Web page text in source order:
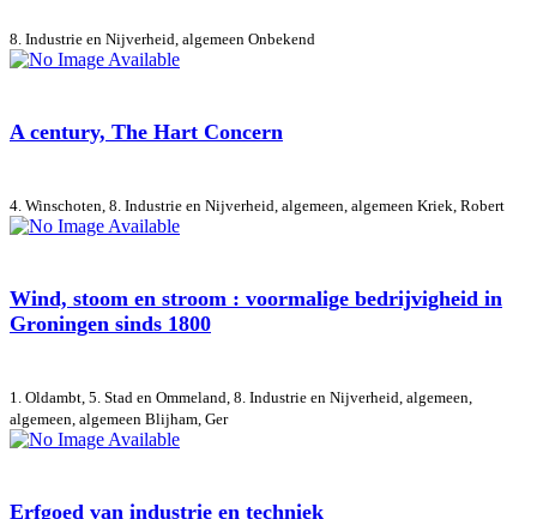
8. Industrie en Nijverheid, algemeen Onbekend
A century, The Hart Concern
4. Winschoten, 8. Industrie en Nijverheid, algemeen, algemeen Kriek, Robert
Wind, stoom en stroom : voormalige bedrijvigheid in
Groningen sinds 1800
1. Oldambt, 5. Stad en Ommeland, 8. Industrie en Nijverheid, algemeen,
algemeen, algemeen Blijham, Ger
Erfgoed van industrie en techniek